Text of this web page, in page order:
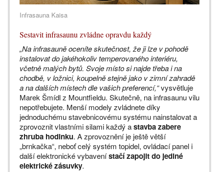
Infrasauna Kaisa
Sestavit infrasaunu zvládne opravdu každý
„Na infrasauně oceníte skutečnost, že ji lze v pohodě
instalovat do jakéhokoliv temperovaného interiéru,
včetně malých bytů. Svoje místo si najde třeba i na
chodbě, v ložnici, koupelně stejně jako v zimní zahradě
a na dalších místech dle vašich preferencí,“vysvětluje
Marek Šmídl z Mountfieldu. Skutečně, na infrasaunu vilu
nepotřebujete. Menší modely zvládnete díky
jednoduchému stavebnicovému systému nainstalovat a
zprovoznit vlastními silami každý astavba zabere
zhruba hodinku. A zprovoznění je ještě větší
„brnkačka“, neboť celý systém topidel, ovládací panel i
další elektronické vybavenístačí zapojit do jediné
elektrické zásuvky.